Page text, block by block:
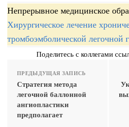
Непрерывное медицинское
Хирургическое лечение
тромбоэмболической легочной
Поделитесь с коллегами
ПРЕДЫДУЩАЯ ЗАПИСЬ
Стратегия метода
легочной баллонной
ангиопластики
предполагает